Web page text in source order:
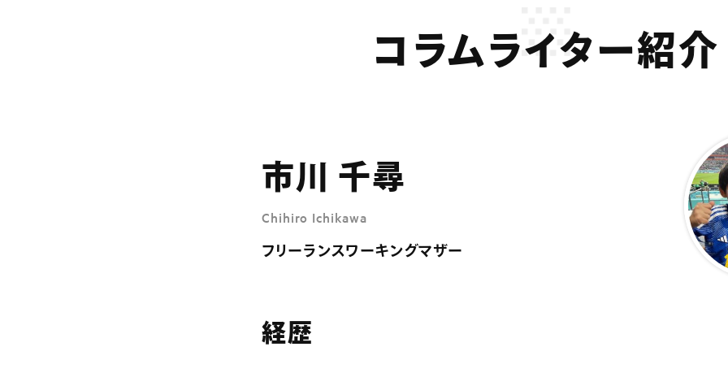
コラムライター紹介
市川 千尋
Chihiro Ichikawa
フリーランスワーキングマザー
経歴